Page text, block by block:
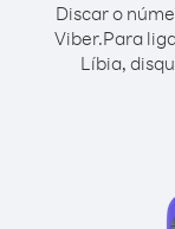
Discar o
Viber.Para
Líbia,